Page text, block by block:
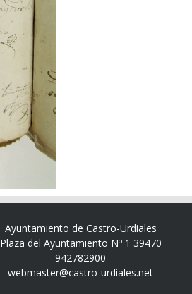
Ayuntamiento de Castro-Urdiales
Plaza del Ayuntamiento Nº 1 39470
942782900
webmaster@castro-urdiales.net